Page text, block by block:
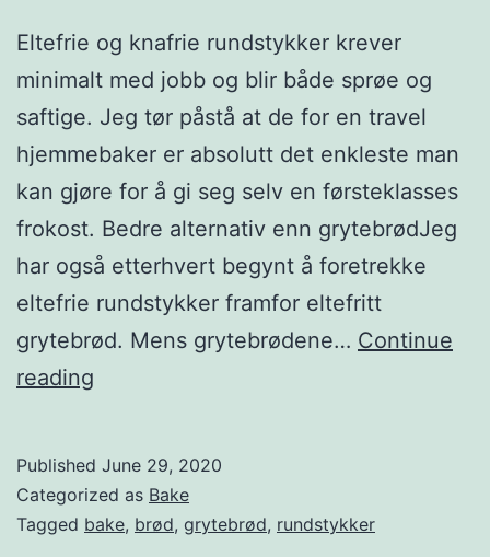
Eltefrie og knafrie rundstykker krever
minimalt med jobb og blir både sprøe og
saftige. Jeg tør påstå at de for en travel
hjemmebaker er absolutt det enkleste man
kan gjøre for å gi seg selv en førsteklasses
frokost. Bedre alternativ enn grytebrødJeg
har også etterhvert begynt å foretrekke
eltefrie rundstykker framfor eltefritt
grytebrød. Mens grytebrødene… Continue
reading
r
f
Published June 29, 2020
Categorized as Bake
Tagged bake, brød, grytebrød, rundstykker